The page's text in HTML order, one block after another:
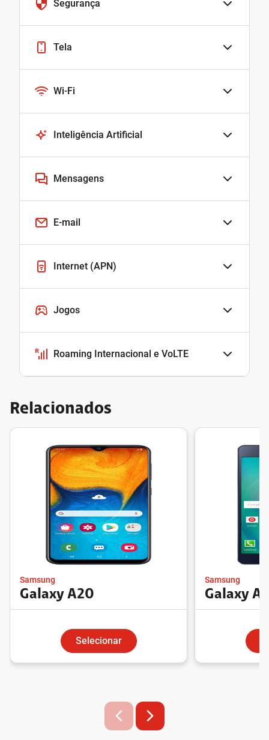
Segurança
Tela
Wi-Fi
Inteligência Artificial
Mensagens
E-mail
Internet (APN)
Jogos
Roaming Internacional e VoLTE
Relacionados
Samsung
Galaxy A20
Selecionar
Samsung
Galaxy A5